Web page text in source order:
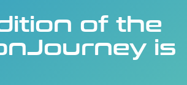
of the
is